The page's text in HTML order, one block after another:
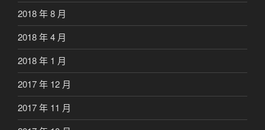
2018 年 8 月
2018 年 4 月
2018 年 1 月
2017 年 12 月
2017 年 11 月